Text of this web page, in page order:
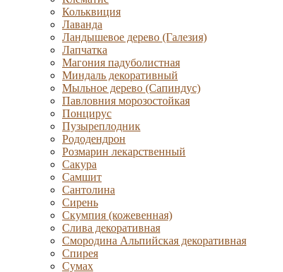
Кольквиция
Лаванда
Ландышевое дерево (Галезия)
Лапчатка
Магония падуболистная
Миндаль декоративный
Мыльное дерево (Сапиндус)
Павловния морозостойкая
Понцирус
Пузыреплодник
Рододендрон
Розмарин лекарственный
Сакура
Самшит
Сантолина
Сирень
Скумпия (кожевенная)
Слива декоративная
Смородина Альпийская декоративная
Спирея
Сумах